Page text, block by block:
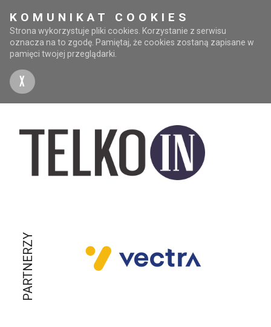
KOMUNIKAT COOKIES
Strona wykorzystuje pliki cookies. Korzystanie z serwisu
oznacza na to zgodę. Pamiętaj, że cookies zostaną zapisane w
pamięci twojej przeglądarki.
X
PARTNERZY